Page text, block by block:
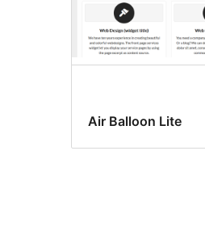
Air Balloon Lite